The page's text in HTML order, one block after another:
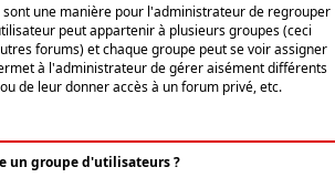
une manière pour l'administrateur de regrouper
peut appartenir à plusieurs groupes (ceci
forums) et chaque groupe peut se voir assigner
à l'administrateur de gérer aisément différents
de leur donner accès à un forum privé, etc.
un groupe d'utilisateurs ?